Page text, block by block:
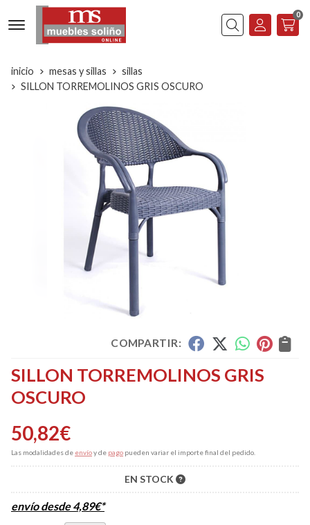
Buscar
0
inicio mesas y sillas
sillas
SILLON TORREMOLINOS GRIS OSCURO
COMPARTIR:
SILLON TORREMOLINOS GRIS
OSCURO
50,82€
Las modalidades de envíoy de pago pueden variar el importe final del pedido.
EN STOCK
envío desde4,89€*